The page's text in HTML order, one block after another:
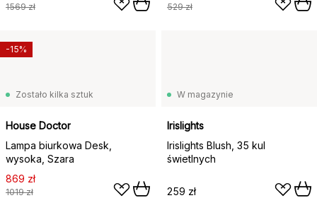
1569 zł 529 zł
Zostało kilka sztuk
House Doctor
Lampa biurkowa Desk,
wysoka, Szara
869 zł
1019 zł
-15%
W magazynie
Irislights
Irislights Blush, 35 kul
świetlnych
259 zł